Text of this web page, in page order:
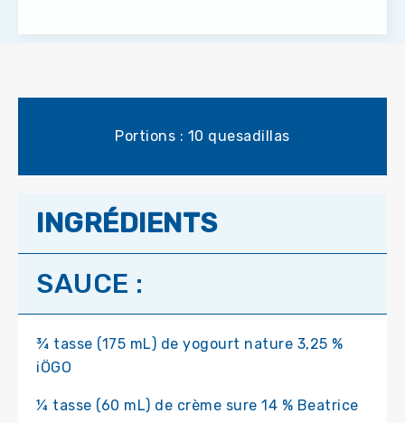
Portions : 10 quesadillas
INGRÉDIENTS
SAUCE :
¾ tasse (175 mL) de yogourt nature 3,25 %
iÖGO
¼ tasse (60 mL) de crème sure 14 % Beatrice